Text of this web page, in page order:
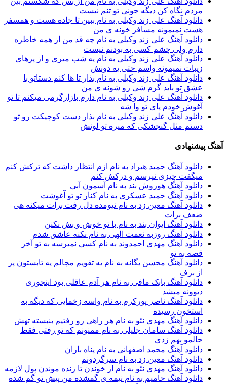
مردم نگاه كن دیگه جونى تو تنم نیست
دانلود آهنگ علی زند وکیلی به نام ببین تا جاده هست و همسفر
هست نمیمونه مسافر خونه ی من
دانلود آهنگ علی زند وکیلی به نام چه قد من از همه خاطره
دارم ولی چشم كسی به بودنم نیست
دانلود آهنگ علی زند وکیلی به نام یه شب میرى و از پرهای
زيبات نمیمونه واسم حتی یه دونش
دانلود آهنگ علی زند وکیلی به نام بذار تا ها كنم دستاتو با
عشق تو باید گرم شی رو شونه ى من
دانلود آهنگ علی زند وکیلی به نام دارم بازارگرمی میكنم تا تو
آغوش خودم پای تو وا شه
دانلود آهنگ علی زند وکیلی به نام بذار دست كوچیكت رو تو
دستم مثل گنجشكی كه میره تو لونش
آهنگ پیشنهادی
دانلود آهنگ حمید هیراد به نام ازم انتظار داشت که ترکش کنم
میگفت چیزی نپرسم و درکش کنم
دانلود آهنگ هوروش بند به نام آسمون آبی
دانلود آهنگ حمید عسکری به نام کنار تو تو آغوشت
دانلود آهنگ معین زد به نام نيومده دل رفت برات ميكنه هى
ضعف برات
دانلود آهنگ ایوان بند به نام با تو خوش و بش نکنن
دانلود آهنگ روزبه نعمت الهی به نام نکنه عاشق شدم
دانلود آهنگ مهدی احمدوند به نام کسی نمیرسه به تو آخر
قصه به تو
دانلود آهنگ محسن یگانه به نام یه تقویم مچالم یه تابستون پر
از برف
دانلود آهنگ بابک مافی به نام هر آدم عاقلی بود اینجوری
دیوونه میشد
دانلود آهنگ ناصر پورکرم به نام واسه زخمایی که دیگه به
استخون رسیده
دانلود آهنگ مهدی نئو به نام هر راهی رو رفتیم بنبسته تهش
دانلود آهنگ سامان جلیلی به نام ممنونم که تو رفتی فقط
حالمو بهم زدی
دانلود آهنگ محمد اصفهانی به نام پناه باران
دانلود آهنگ معین زد به نام سرگردونم
دانلود آهنگ مهدی نئو به نام از خوندن تا زنده موندن پول لازمه
دانلود آهنگ حامیم به نام نیمه ی گمشده من پیش تو گم شده